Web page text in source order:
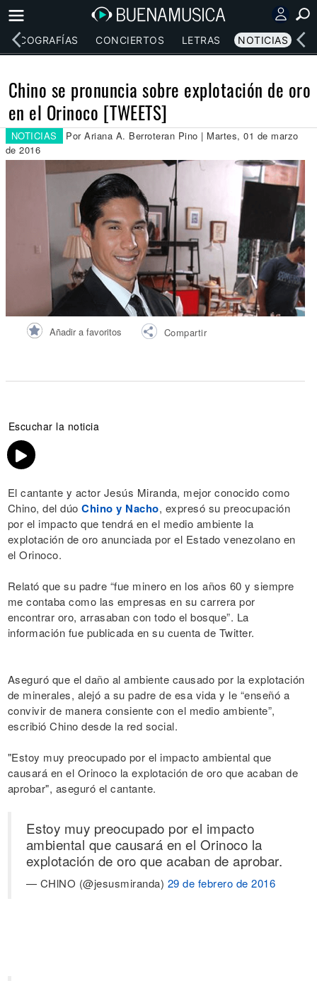
DISCOGRAFÍAS CONCIERTOS LETRAS NOTICIAS
Chino se pronuncia sobre explotación de oro
en el Orinoco [TWEETS]
NOTICIAS
Por Ariana A. Berroteran Pino | Martes, 01 de marzo
de 2016
Añadir a favoritos Compartir
Escuchar la noticia
El cantante y actor Jesús Miranda, mejor conocido como
Chino, del dúo Chino y Nacho, expresó su preocupación
por el impacto que tendrá en el medio ambiente la
explotación de oro anunciada por el Estado venezolano en
el Orinoco.
Relató que su padre “fue minero en los años 60 y siempre
me contaba como las empresas en su carrera por
encontrar oro, arrasaban con todo el bosque”. La
información fue publicada en su cuenta de Twitter.
Aseguró que el daño al ambiente causado por la explotación
de minerales, alejó a su padre de esa vida y le “enseñó a
convivir de manera consiente con el medio ambiente”,
escribió Chino desde la red social.
"Estoy muy preocupado por el impacto ambiental que
causará en el Orinoco la explotación de oro que acaban de
aprobar", aseguró el cantante.
Estoy muy preocupado por el impacto
ambiental que causará en el Orinoco la
explotación de oro que acaban de aprobar.
— CHlNO (@jesusmiranda) 29 de febrero de 2016